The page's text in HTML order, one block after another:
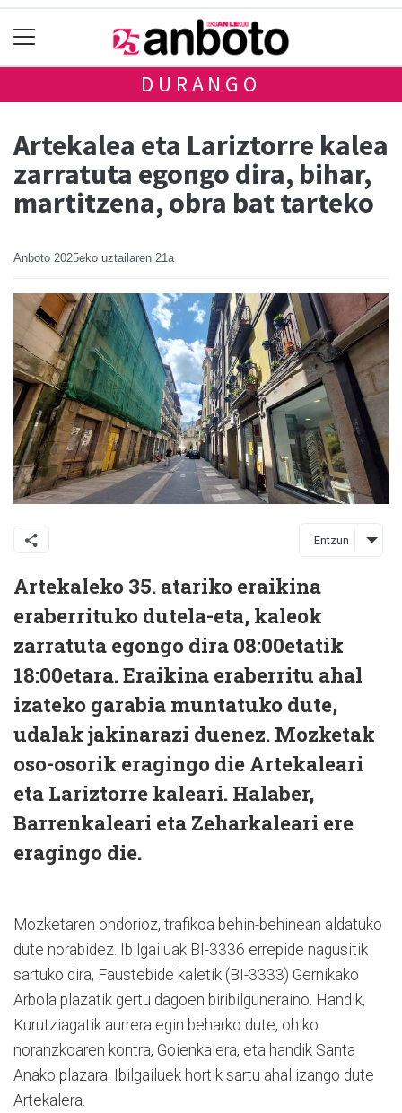
DURANGO
Artekalea eta Lariztorre kalea
zarratuta egongo dira, bihar,
martitzena, obra bat tarteko
Anboto 2025eko uztailaren 21a
Entzun
Artekaleko 35. atariko eraikina
eraberrituko dutela-eta, kaleok
zarratuta egongo dira 08:00etatik
18:00etara. Eraikina eraberritu ahal
izateko garabia muntatuko dute,
udalak jakinarazi duenez. Mozketak
oso-osorik eragingo die Artekaleari
eta Lariztorre kaleari. Halaber,
Barrenkaleari eta Zeharkaleari ere
eragingo die.
Mozketaren ondorioz, trafikoa behin-behinean aldatuko
dute norabidez. Ibilgailuak BI-3336 errepide nagusitik
sartuko dira, Faustebide kaletik (BI-3333) Gernikako
Arbola plazatik gertu dagoen biribilguneraino. Handik,
Kurutziagatik aurrera egin beharko dute, ohiko
noranzkoaren kontra, Goienkalera, eta handik Santa
Anako plazara. Ibilgailuek hortik sartu ahal izango dute
Artekalera.